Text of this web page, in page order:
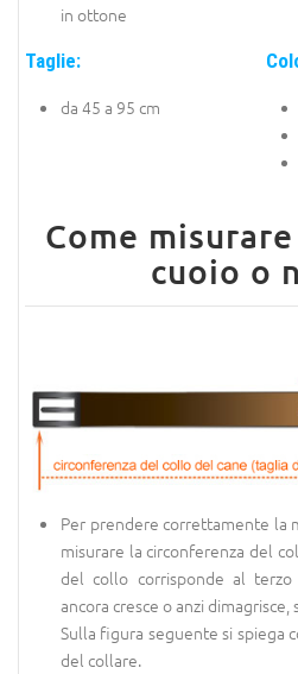
in ottone
Taglie:
da 45 a 95 cm
Come
cuoio o
Per prendere correttamente la
misurare la circonferenza del
del collo corrisponde al
ancora cresce o anzi dimagrisce,
Sulla figura seguente si spiega
del collare.